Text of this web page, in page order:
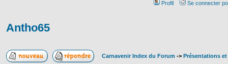
Profil
Se connecter
Antho65
Carnavenir Index du Forum -> Présentations